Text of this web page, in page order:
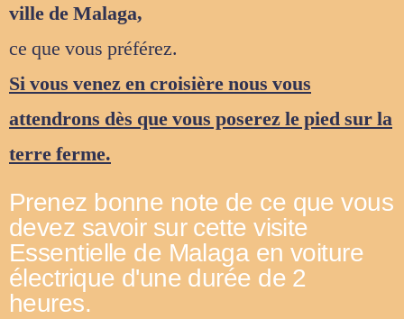
ville de Malaga,
ce que vous préférez.
Si vous venez en croisière nous vous
attendrons dès que vous poserez le pied sur la
terre ferme.
Prenez bonne note de ce que vous
devez savoir sur cette visite
Essentielle de Malaga en voiture
électrique d'une durée de 2
heures.